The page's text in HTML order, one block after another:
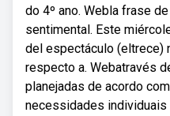
do 4º ano. Webla frase
sentimental. Este
del espectáculo (eltrece)
respecto a. Webatravés
planejadas de acordo
necessidades individuais